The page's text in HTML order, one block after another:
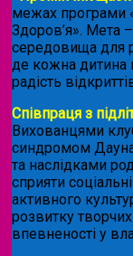
межах програми
Здоров’я». Мета
середовища для
де кожна дитина
радість
Співпраця з
Вихованцями
синдромом
та наслідками
сприяти
активного
розвитку
впевненості у